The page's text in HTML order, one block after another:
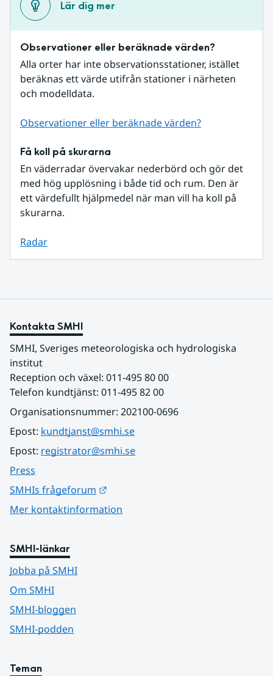
Lär dig mer
Observationer eller beräknade värden?
Alla orter har inte observationsstationer, istället
beräknas ett värde utifrån stationer i närheten
och modelldata.
Observationer eller beräknade värden?
Få koll på skurarna
En väderradar övervakar nederbörd och gör det
med hög upplösning i både tid och rum. Den är
ett värdefullt hjälpmedel när man vill ha koll på
skurarna.
Radar
Kontakta SMHI
SMHI, Sveriges meteorologiska och hydrologiska
institut
Reception och växel: 011-495 80 00
Telefon kundtjänst: 011-495 82 00
Organisationsnummer: 202100-0696
Epost: kundtjanst@smhi.se
Epost: registrator@smhi.se
Press
SMHIs frågeforum
Mer kontaktinformation
SMHI-länkar
Jobba på SMHI
Om SMHI
SMHI-bloggen
SMHI-podden
Teman